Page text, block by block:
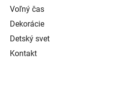
Voľný čas
Dekorácie
Detský svet
Kontakt